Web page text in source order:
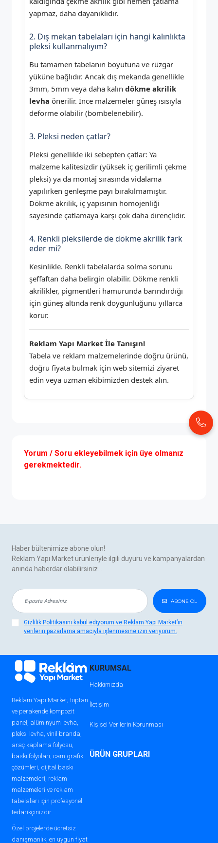
yapmaz, daha dayanıklıdır.
2. Dış mekan tabelaları için hangi kalınlıkta
pleksi kullanmalıyım?
Bu tamamen tabelanın boyutuna ve rüzgar
yüküne bağlıdır. Ancak dış mekanda genellikle
3mm, 5mm veya daha kalın dökme akrilik
levha önerilir. İnce malzemeler güneş ısısıyla
deforme olabilir (bombelenebilir).
3. Pleksi neden çatlar?
Pleksi genellikle iki sebepten çatlar: Ya
malzeme kalitesizdir (yüksek iç gerilimli çekme
pleksi) ya da montaj sırasında vidalama
yapılırken genleşme payı bırakılmamıştır.
Dökme akrilik, iç yapısının homojenliği
sayesinde çatlamaya karşı çok daha dirençlidir.
4. Renkli pleksilerde de dökme akrilik fark
eder mi?
Kesinlikle. Renkli tabelalarda solma sorunu
şeffaftan daha belirgin olabilir. Dökme renkli
akrilikler, pigmentleri hamurunda barındırdığı
için güneş altında renk doygunluğunu yıllarca
korur.
Reklam Yapı Market İle Tanışın!
Tabela ve reklam malzemelerinde doğru ürünü,
doğru fiyata bulmak için web sitemizi ziyaret
edin veya uzman ekibimizden destek alın.
Yorum / Soru ekleyebilmek için üye olmanız
gerekmektedir.
Haber bültenimize abone olun!
Reklam Yapı Market ürünleriyle ilgili duyuru ve kampanyalardan
anında haberdar olabilirsiniz...
ABONE OL
Gizlilik Politikasını kabul ediyorum ve Reklam Yapı Market’ın
verilerin pazarlama amacıyla işlenmesine izin veriyorum.
Reklam Yapı Market; toptan
ve perakende kompozit
panel, alüminyum levha,
pleksi levha, vinil branda,
araç kaplama folyosu,
baskı folyoları, cam grafik
çözümleri, dijital baskı
malzemeleri, reklam
malzemeleri ve reklam
tabelaları için profesyonel
tedarikçinizdir.
Özel projelerde ücretsiz
danışmanlık, en uygun fiyat
KURUMSAL
Hakkımızda
İletişim
Kişisel Verilerin Korunması
ÜRÜN GRUPLARI